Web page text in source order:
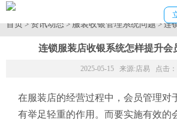
首页>资讯动态>服装收银管理系统问题> 连
连锁服装店收银系统怎样提升会
2025-05-15 来源:店易 点击：
在服装店的经营过程中，会员管理对
有举足轻重的作用。而要实施有效的